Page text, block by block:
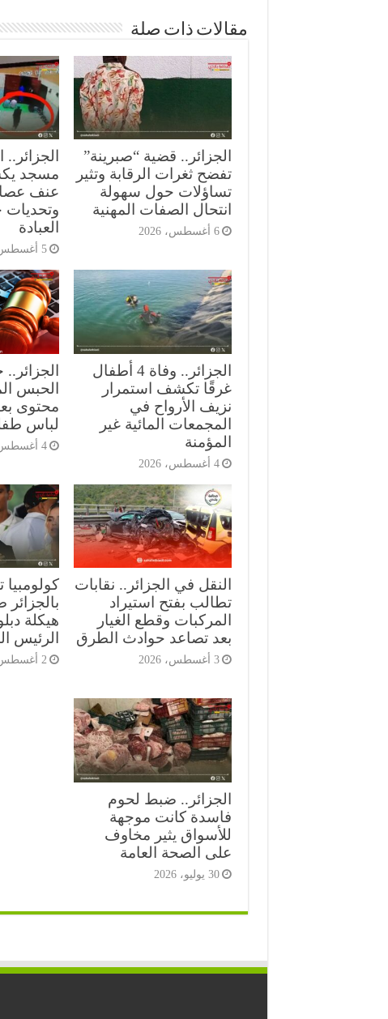
مقالات ذات صلة
الجزائر.. قضية “صبرينة”
تفضح ثغرات الرقابة وتثير
تساؤلات حول سهولة
انتحال الصفات المهنية
6 أغسطس، 2026
مسجد
عنف
وتحديات
العبادة
5 أغسطس، 2026
الجزائر.. وفاة 4 أطفال
غرقًا تكشف استمرار
نزيف الأرواح في
المجمعات المائية غير
المؤمنة
4 أغسطس، 2026
الحبس
محتوى
لباس
4 أغسطس، 2026
النقل في الجزائر.. نقابات
تطالب بفتح استيراد
المركبات وقطع الغيار
بعد تصاعد حوادث الطرق
3 أغسطس، 2026
كولومبيا
هيكلة
الرئيس
2 أغسطس، 2026
الجزائر.. ضبط لحوم
فاسدة كانت موجهة
للأسواق يثير مخاوف
على الصحة العامة
30 يوليو، 2026